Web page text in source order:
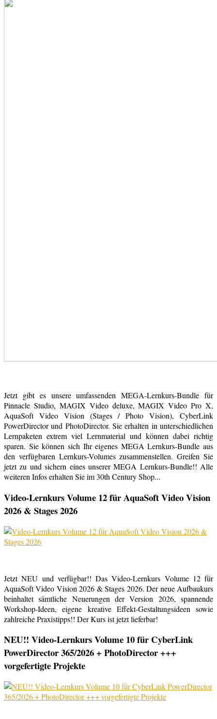
Jetzt gibt es unsere umfassenden MEGA-Lernkurs-Bundle für
Pinnacle Studio, MAGIX Video deluxe, MAGIX Video Pro X,
AquaSoft Video Vision (Stages / Photo Vision), CyberLink
PowerDirector und PhotoDirector. Sie erhalten in unterschiedlichen
Lernpaketen extrem viel Lernmaterial und können dabei richtig
sparen. Sie können sich Ihr eigenes MEGA Lernkurs-Bundle aus
den verfügbaren Lernkurs-Volumes zusammenstellen. Greifen Sie
jetzt zu und sichern eines unserer MEGA Lernkurs-Bundle!! Alle
weiteren Infos erhalten Sie im 30th Century Shop...
Video-Lernkurs Volume 12 für AquaSoft Video Vision
2026 & Stages 2026
Jetzt NEU und verfügbar!! Das Video-Lernkurs Volume 12 für
AquaSoft Video Vision 2026 & Stages 2026. Der neue Aufbaukurs
beinhaltet sämtliche Neuerungen der Version 2026, spannende
Workshop-Ideen, eigene kreative Effekt-Gestaltungsideen sowie
zahlreiche Praxistipps!! Der Kurs ist jetzt lieferbar!
NEU!! Video-Lernkurs Volume 10 für CyberLink
PowerDirector 365/2026 + PhotoDirector +++
vorgefertigte Projekte